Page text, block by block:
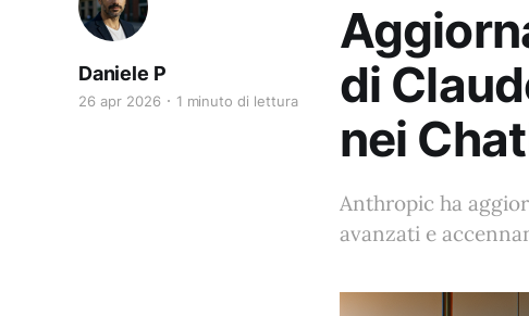
di
nei
Anthropic ha
avanzati e
Daniele P
26 apr 2026 1 minuto di lettura